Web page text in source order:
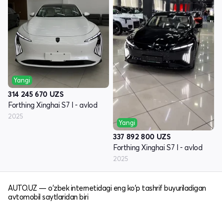
Yangi
314 245 670 UZS
Forthing Xinghai S7 I - avlod
2025
Yangi
337 892 800 UZS
Forthing Xinghai S7 I - avlod
2025
AUTO.UZ — o'zbek internetidagi eng ko'p tashrif buyuriladigan
avtomobil saytlaridan biri